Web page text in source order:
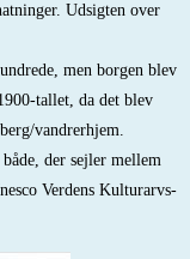
Udsigten over
men borgen blev
tallet, da det blev
vandrerhjem.
der sejler mellem
Verdens Kulturarvs-